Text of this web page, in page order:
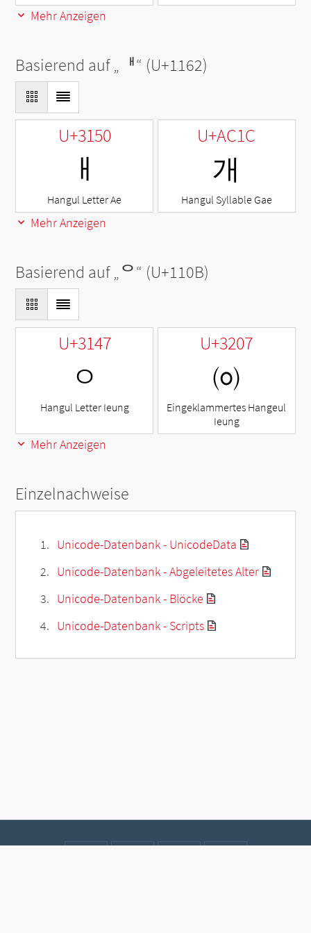
Mehr Anzeigen
Basierend auf „ ᅢ“ (U+1162)
U+3150
ㅐ
Hangul Letter Ae
U+AC1C
개
Hangul Syllable Gae
Mehr Anzeigen
Basierend auf „ᄋ“ (U+110B)
U+3147
ㅇ
Hangul Letter Ieung
U+3207
㈇
Eingeklammertes Hangeul
Ieung
Mehr Anzeigen
Einzelnachweise
Unicode-Datenbank - UnicodeData
Unicode-Datenbank - Abgeleitetes Alter
Unicode-Datenbank - Blöcke
Unicode-Datenbank - Scripts